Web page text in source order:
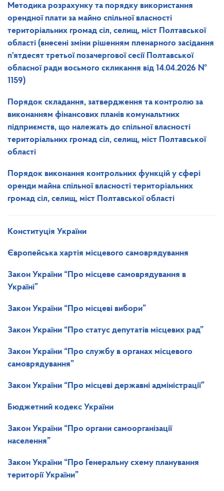
Методика розрахунку та порядку використання
орендної плати за майно спільної власності
територіальних громад сіл, селищ, міст Полтавської
області (внесені зміни рішенням пленарного засідання
п'ятдесят третьої позачергової сесії Полтавської
обласної ради восьмого скликання від 14.04.2026 №
1159)
Порядок складання, затвердження та контролю за
виконанням фінансових планів комунальтних
підприємств, що належать до спільної власності
територіальних громад сіл, селищ, міст Полтавської
області
Порядок виконання контрольних функцій у сфері
оренди майна спільної власності територіальних
громад сіл, селищ, міст Полтавської області
Конституція України
Європейська хартія місцевого самоврядування
Закон України “Про місцеве самоврядування в
Україні”
Закон України “Про місцеві вибори”
Закон України “Про статус депутатів місцевих рад”
Закон України “Про службу в органах місцевого
самоврядування”
Закон України “Про місцеві державні адміністрації”
Бюджетний кодекс України
Закон України “Про органи самоорганізації
населення”
Закон України “Про Генеральну схему планування
території України”